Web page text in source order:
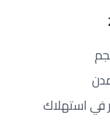
في استهلاك